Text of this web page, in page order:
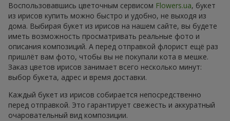
Воспользовавшись цветочным сервисом Flowers.ua, букет
из ирисов купить можно быстро и удобно, не выходя из
дома. Выбирая букет из ирисов на нашем сайте, вы будете
иметь возможность просматривать реальные фото и
описания композиций. А перед отправкой флорист ещё раз
пришлёт вам фото, чтобы вы не покупали кота в мешке.
Заказ цветов ирисов занимает всего несколько минут:
выбор букета, адрес и время доставки.
Каждый букет из ирисов собирается непосредственно
перед отправкой. Это гарантирует свежесть и аккуратный
очаровательный вид композиции.